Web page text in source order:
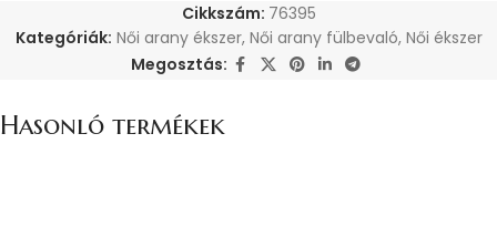
Cikkszám: 76395
Kategóriák: Női arany ékszer, Női arany fülbevaló, Női ékszer
Megosztás:
Hasonló termékek